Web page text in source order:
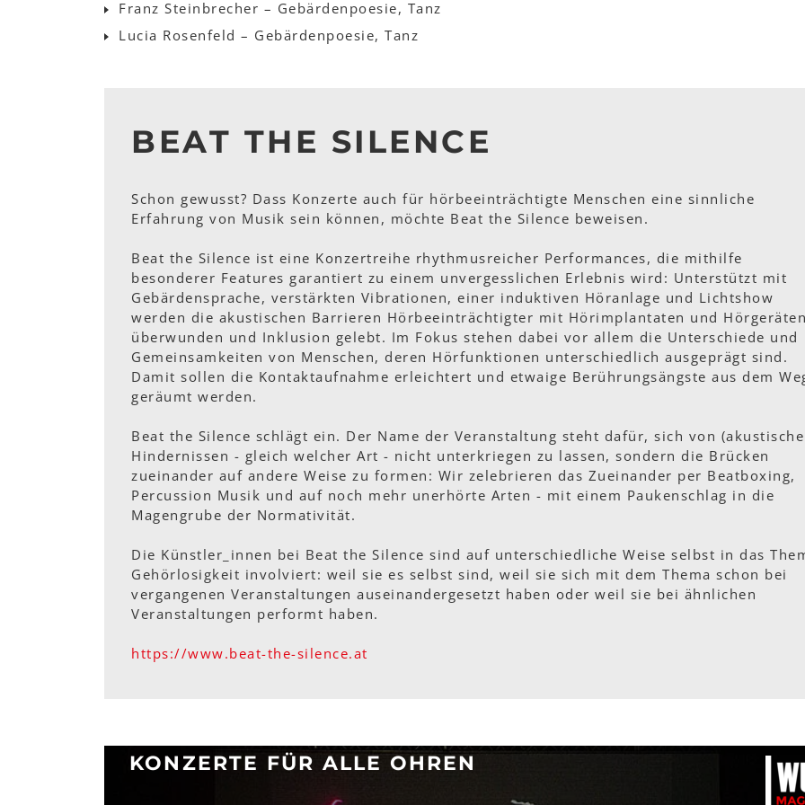
Franz Steinbrecher – Gebärdenpoesie, Tanz
Lucia Rosenfeld – Gebärdenpoesie, Tanz
BEAT THE SILENCE
Schon gewusst? Dass Konzerte auch für hörbeeinträchtigte Menschen eine sinnliche
Erfahrung von Musik sein können, möchte Beat the Silence beweisen.
​Beat the Silence ist eine Konzertreihe rhythmusreicher Performances, die mithilfe
besonderer Features garantiert zu einem unvergesslichen Erlebnis wird: Unterstützt mit
Gebärdensprache, verstärkten Vibrationen, einer induktiven Höranlage und Lichtshow
werden die akustischen Barrieren Hörbeeinträchtigter mit Hörimplantaten und
überwunden und Inklusion gelebt. Im Fokus stehen dabei vor allem die Unterschiede und
Gemeinsamkeiten von Menschen, deren Hörfunktionen unterschiedlich ausgeprägt sind.
Damit sollen die Kontaktaufnahme erleichtert und etwaige Berührungsängste aus dem
geräumt werden.
Beat the Silence schlägt ein. Der Name der Veranstaltung steht dafür, sich von
Hindernissen - gleich welcher Art - nicht unterkriegen zu lassen, sondern die Brücken
zueinander auf andere Weise zu formen: Wir zelebrieren das Zueinander per Beatboxing,
Percussion Musik und auf noch mehr unerhörte Arten - mit einem Paukenschlag in die
Magengrube der Normativität.
Die Künstler_innen bei Beat the Silence sind auf unterschiedliche Weise selbst in das
Gehörlosigkeit involviert: weil sie es selbst sind, weil sie sich mit dem Thema schon bei
vergangenen Veranstaltungen auseinandergesetzt haben oder weil sie bei ähnlichen
Veranstaltungen performt haben.
https://www.beat-the-silence.at
KONZERTE FÜR ALLE OHREN